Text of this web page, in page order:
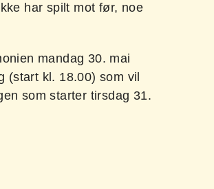
har spilt mot før, noe
mandag 30. mai
(start kl. 18.00) som vil
som starter tirsdag 31.